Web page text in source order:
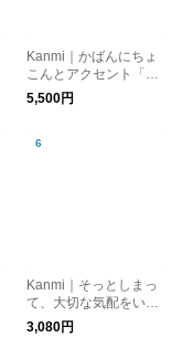
Kanmi｜かばんにちょ
こんとアクセント「ド
ロップツリー がま口
バッグチャーム」【S
5,500円
Kanmi｜そっとしまっ
て、大切な気配をいつ
もそばに「ねこモフ
バッグチャーム」【S
3,080円